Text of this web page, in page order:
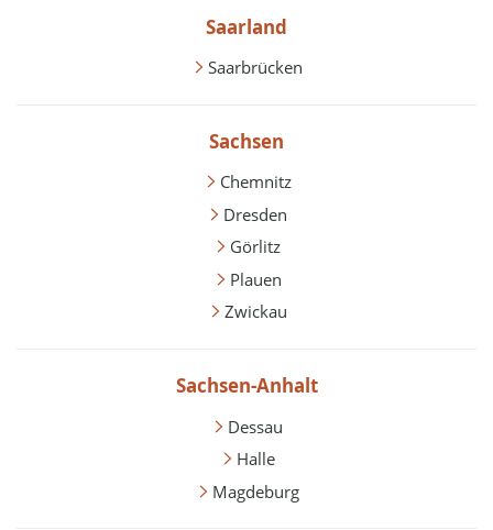
Saarland
Saarbrücken
Sachsen
Chemnitz
Dresden
Görlitz
Plauen
Zwickau
Sachsen-Anhalt
Dessau
Halle
Magdeburg